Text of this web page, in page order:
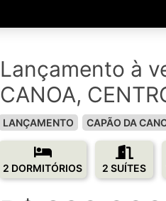
Lançamento à
CANOA,
LANÇAMENTO CAPÃO DA
2 DORMITÓRIOS 2 SUÍTES